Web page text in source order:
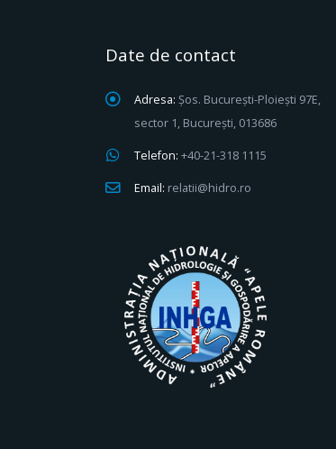
Date de contact
Adresa: Șos. București-Ploiești 97E,
sector 1, București, 013686
Telefon: +40-21-318 1115
Email: relatii@hidro.ro